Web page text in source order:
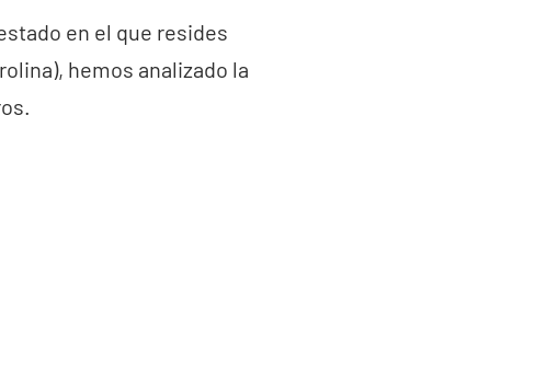
en el que resides
hemos analizado la